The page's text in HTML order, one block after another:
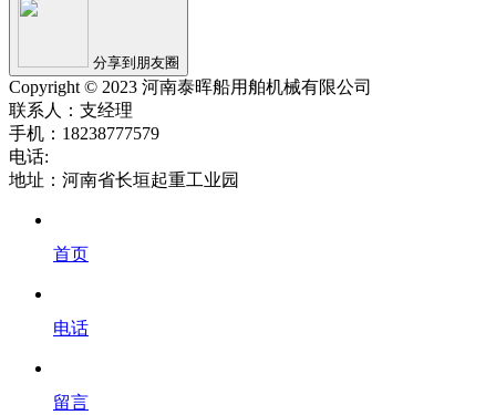
分享到朋友圈
Copyright © 2023 河南泰晖船用舶机械有限公司
联系人：支经理
手机：18238777579
电话:
地址：河南省长垣起重工业园
首页
电话
留言